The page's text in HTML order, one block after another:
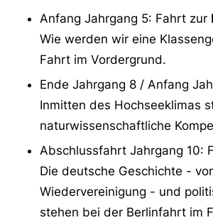
Anfang Jahrgang 5: Fahrt zur
Wie werden wir eine
Fahrt im Vordergrund.
Ende Jahrgang 8 / Anfang
Inmitten des Hochseeklimas
naturwissenschaftliche
Abschlussfahrt Jahrgang 10:
Die deutsche Geschichte -
Wiedervereinigung - und
stehen bei der Berlinfahrt im